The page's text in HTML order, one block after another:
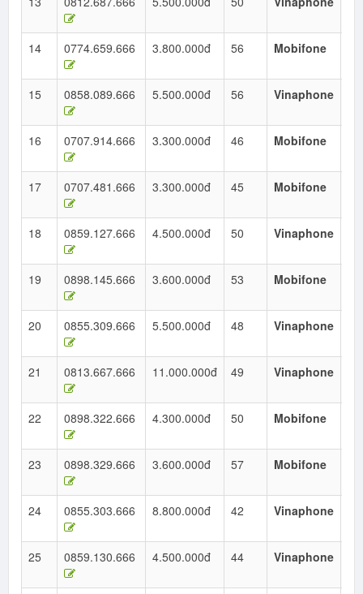
14
0774.659.666 3.800.000đ 56 Mobifone
15
0858.089.666 5.500.000đ 56 Vinaphone
16
0707.914.666 3.300.000đ 46 Mobifone
17
0707.481.666 3.300.000đ 45 Mobifone
18
0859.127.666 4.500.000đ 50 Vinaphone
19
0898.145.666 3.600.000đ 53 Mobifone
20
0855.309.666 5.500.000đ 48 Vinaphone
21
0813.667.666 11.000.000đ 49 Vinaphone
22
0898.322.666 4.300.000đ 50 Mobifone
23
0898.329.666 3.600.000đ 57 Mobifone
24
0855.303.666 8.800.000đ 42 Vinaphone
25
0859.130.666 4.500.000đ 44 Vinaphone